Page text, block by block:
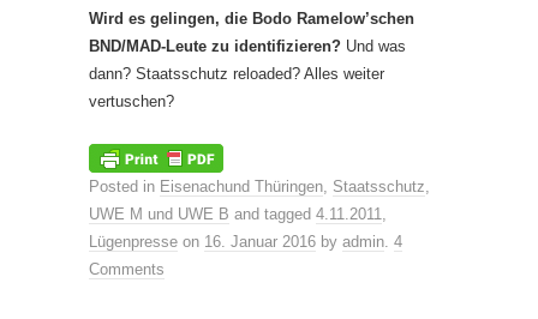
Wird es gelingen, die Bodo Ramelow’schen
BND/MAD-Leute zu identifizieren? Und was
dann? Staatsschutz reloaded? Alles weiter
vertuschen?
Posted in Eisenachund Thüringen Staatsschutz
UWE M und UWE B and tagged 4.11.2011
Lügenpresse on 16. Januar 2016 by admin 4
Comments